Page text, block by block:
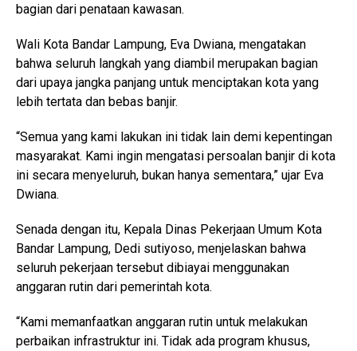
bagian dari penataan kawasan.
Wali Kota Bandar Lampung, Eva Dwiana, mengatakan
bahwa seluruh langkah yang diambil merupakan bagian
dari upaya jangka panjang untuk menciptakan kota yang
lebih tertata dan bebas banjir.
“Semua yang kami lakukan ini tidak lain demi kepentingan
masyarakat. Kami ingin mengatasi persoalan banjir di kota
ini secara menyeluruh, bukan hanya sementara,” ujar Eva
Dwiana.
Senada dengan itu, Kepala Dinas Pekerjaan Umum Kota
Bandar Lampung, Dedi sutiyoso, menjelaskan bahwa
seluruh pekerjaan tersebut dibiayai menggunakan
anggaran rutin dari pemerintah kota.
“Kami memanfaatkan anggaran rutin untuk melakukan
perbaikan infrastruktur ini. Tidak ada program khusus,